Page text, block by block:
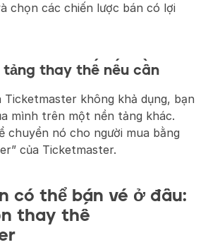
chọn các chiến lược bán có lợi
tảng thay thế nếu cần
không khả dụng, bạn
mình trên một nền tảng khác.
chuyển nó cho người mua bằng
của Ticketmaster.
có thể bán vé ở đâu:
thay thế